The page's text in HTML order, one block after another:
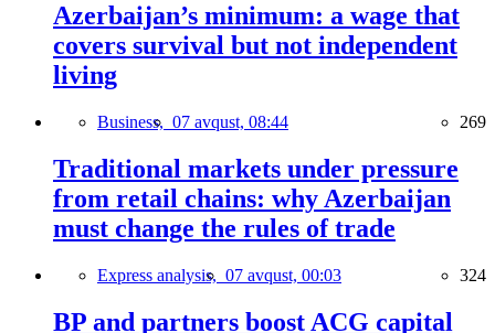
Azerbaijan’s minimum: a wage that
covers survival but not independent
living
Business, 07 avqust, 08:44 269
Traditional markets under pressure
from retail chains: why Azerbaijan
must change the rules of trade
Express analysis, 07 avqust, 00:03 324
BP and partners boost ACG capital